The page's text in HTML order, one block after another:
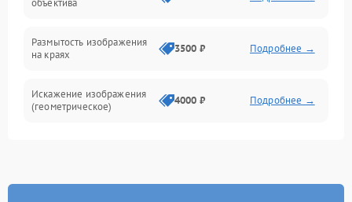
объектива
Размытость изображения
на краях
3500 ₽ Подробнее →
Искажение изображения
(геометрическое)
4000 ₽ Подробнее →